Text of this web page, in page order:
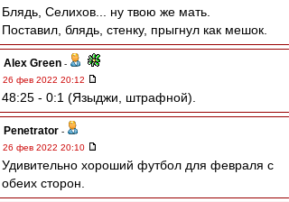
Блядь, Селихов... ну твою же мать.
Поставил, блядь, стенку, прыгнул как мешок.
Alex Green -
26 фев 2022 20:12
48:25 - 0:1 (Языджи, штрафной).
Penetrator -
26 фев 2022 20:10
Удивительно хороший футбол для февраля с
обеих сторон.